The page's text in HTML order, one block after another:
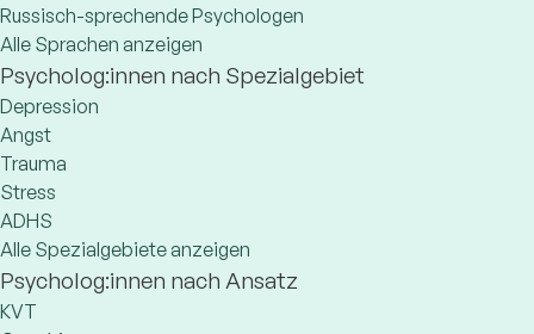
Russisch-sprechende Psychologen
Alle Sprachen anzeigen
Psycholog:innen nach Spezialgebiet
Depression
Angst
Trauma
Stress
ADHS
Alle Spezialgebiete anzeigen
Psycholog:innen nach Ansatz
KVT